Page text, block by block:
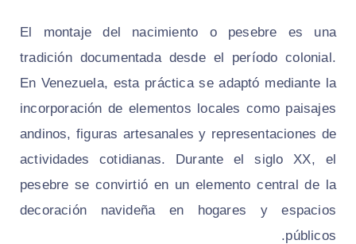
El montaje del nacimiento o pesebre es una
tradición documentada desde el período colonial.
En Venezuela, esta práctica se adaptó mediante la
incorporación de elementos locales como paisajes
andinos, figuras artesanales y representaciones de
actividades cotidianas. Durante el siglo XX, el
pesebre se convirtió en un elemento central de la
decoración navideña en hogares y espacios
públicos.